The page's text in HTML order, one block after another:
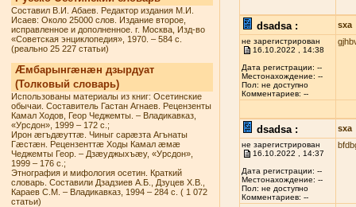
Составил В.И. Абаев. Редактор издания М.И.
Исаев: Около 25000 слов. Издание второе,
исправленное и дополненное. г. Москва, Изд-во
«Советская энциклопедия», 1970. – 584 с.
(реально 25 227 статьи)
Æмбарынгæнæн дзырдуат
(Толковый словарь)
Использованы материалы из книг: Осетинские
обычаи. Составитель Гастан Агнаев. Рецензенты
Камал Ходов, Геор Чеджемты. – Владикавказ,
«Урсдон», 1999 – 172 с.;
Ирон æгъдæуттæ. Чиныг сарæзта Агънаты
Гæстæн. Рецензенттæ Ходы Камал æмæ
Чеджемты Геор. – Дзæуджыхъæу, «Урсдон»,
1999 – 176 с.;
Этнография и мифология осетин. Краткий
словарь. Составили Дзадзиев А.Б., Дзуцев Х.В.,
Караев С.М. – Владикавказ, 1994 – 284 с. ( 1 072
статьи)
dsadsa : sxa
не зарегистрирован
16.10.2022 , 14:38
Дата регистрации: --
Местонахождение: --
Пол: не доступно
Комментариев: --
dsadsa : sxa
не зарегистрирован
16.10.2022 , 14:37
Дата регистрации: --
Местонахождение: --
Пол: не доступно
Комментариев: --